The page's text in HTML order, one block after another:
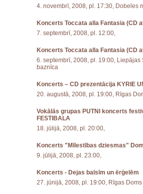
4. novembrī, 2008, pl. 17:30, Dobeles
Koncerts Toccata alla Fantasia (CD
7. septembrī, 2008, pl. 12:00,
Koncerts Toccata alla Fantasia (CD
6. septembrī, 2008, pl. 19:00, Liepājas
baznīca
Koncerts – CD prezentācija KYRIE
20. augustā, 2008, pl. 19:00, Rīgas
Vokālās grupas PUTNI koncerts
FESTIBALA
18. jūlijā, 2008, pl. 20:00,
Koncerts "Mīlestības dziesmas"
9. jūlijā, 2008, pl. 23:00,
Koncerts - Dejas balsīm un ērģelēm
27. jūnijā, 2008, pl. 19:00, Rīgas Doms